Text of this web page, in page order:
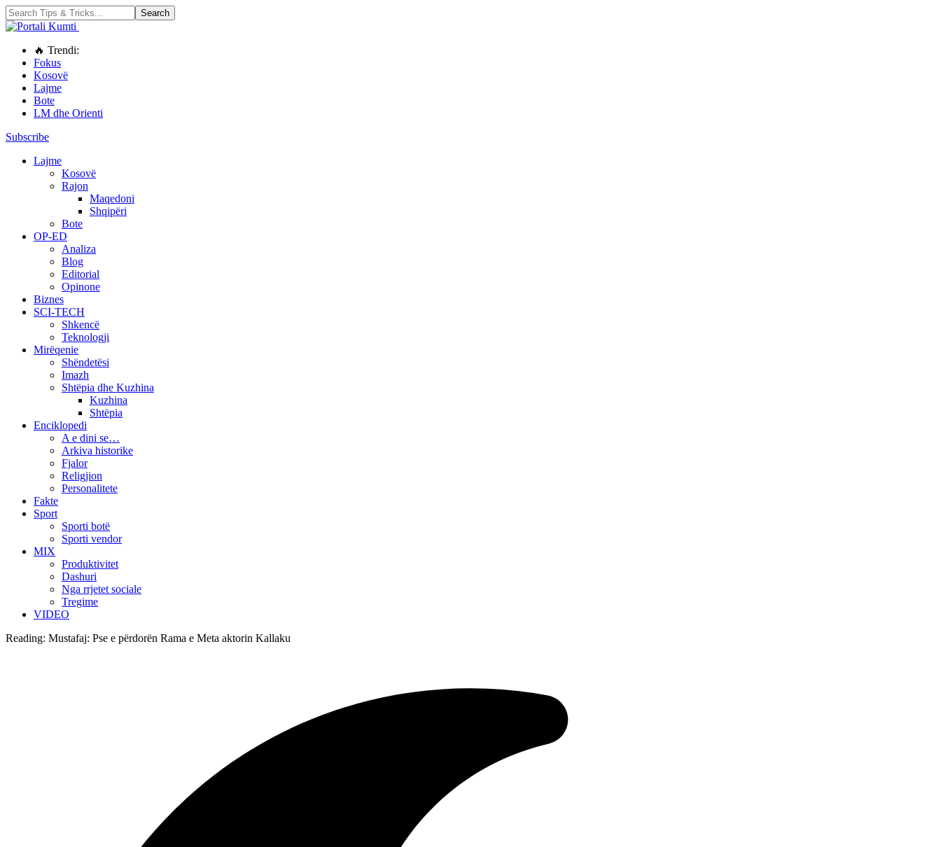
🔥 Trendi:
Fokus
Kosovë
Lajme
Bote
LM dhe Orienti
Subscribe
Lajme
Kosovë
Rajon
Maqedoni
Shqipëri
Bote
OP-ED
Analiza
Blog
Editorial
Opinone
Biznes
SCI-TECH
Shkencë
Teknologji
Mirëqenie
Shëndetësi
Imazh
Shtëpia dhe Kuzhina
Kuzhina
Shtëpia
Enciklopedi
A e dini se…
Arkiva historike
Fjalor
Religjion
Personalitete
Fakte
Sport
Sporti botë
Sporti vendor
MIX
Produktivitet
Dashuri
Nga rrjetet sociale
Tregime
VIDEO
Reading: Mustafaj: Pse e përdorën Rama e Meta aktorin Kallaku